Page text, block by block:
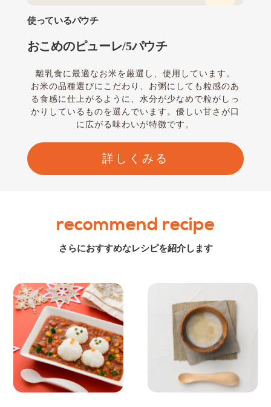
使っているパウチ
おこめのピューレ/5パウチ
離乳食に最適なお米を厳選し、使用しています。
お米の品種選びにこだわり、お粥にしても粒感のあ
る食感に仕上がるように、水分が少なめで粒がしっ
かりしているものを選んでいます。優しい甘さが口
に広がる味わいが特徴です。
詳しくみる
recommend recipe
さらにおすすめなレシピを紹介します